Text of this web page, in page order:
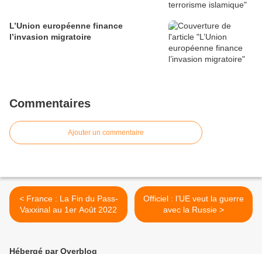
L’Union européenne finance
l’invasion migratoire
Commentaires
Ajouter un commentaire
< France : La Fin du Pass-
Vaxxinal au 1er Août 2022
Officiel : l’UE veut la guerre
avec la Russie >
Hébergé par Overblog